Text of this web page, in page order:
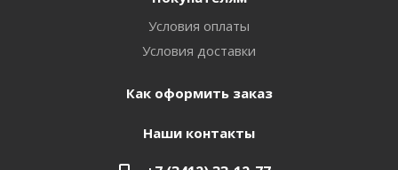
Условия оплаты
Условия доставки
Как оформить заказ
Наши контакты